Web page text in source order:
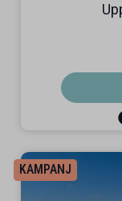
KAMPANJ